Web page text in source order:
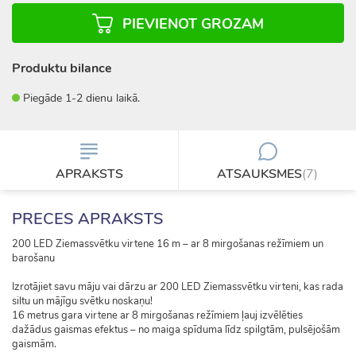
PIEVIENOT GROZAM
Produktu bilance
Piegāde 1-2 dienu laikā.
APRAKSTS ATSAUKSMES(7)
PRECES APRAKSTS
200 LED Ziemassvētku virtene 16 m – ar 8 mirgošanas režīmiem un
barošanu
Izrotājiet savu māju vai dārzu ar 200 LED Ziemassvētku virteni, kas rada
siltu un mājīgu svētku noskaņu!
16 metrus gara virtene ar 8 mirgošanas režīmiem ļauj izvēlēties
dažādus gaismas efektus – no maiga spīduma līdz spilgtām, pulsējošām
gaismām.